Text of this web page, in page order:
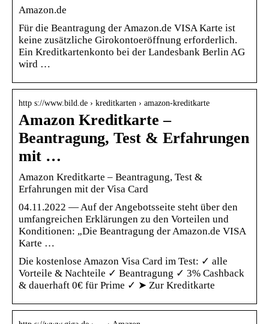
Amazon.de
Für die Beantragung der Amazon.de VISA Karte ist
keine zusätzliche Girokontoeröffnung erforderlich.
Ein Kreditkartenkonto bei der Landesbank Berlin AG
wird …
http s://www.bild.de › kreditkarten › amazon-kreditkarte
Amazon Kreditkarte –
Beantragung, Test & Erfahrungen
mit …
Amazon Kreditkarte – Beantragung, Test &
Erfahrungen mit der Visa Card
04.11.2022 — Auf der Angebotsseite steht über den
umfangreichen Erklärungen zu den Vorteilen und
Konditionen: „Die Beantragung der Amazon.de VISA
Karte …
Die kostenlose Amazon Visa Card im Test: ✓ alle
Vorteile & Nachteile ✓ Beantragung ✓ 3% Cashback
& dauerhaft 0€ für Prime ✓ ➤ Zur Kreditkarte